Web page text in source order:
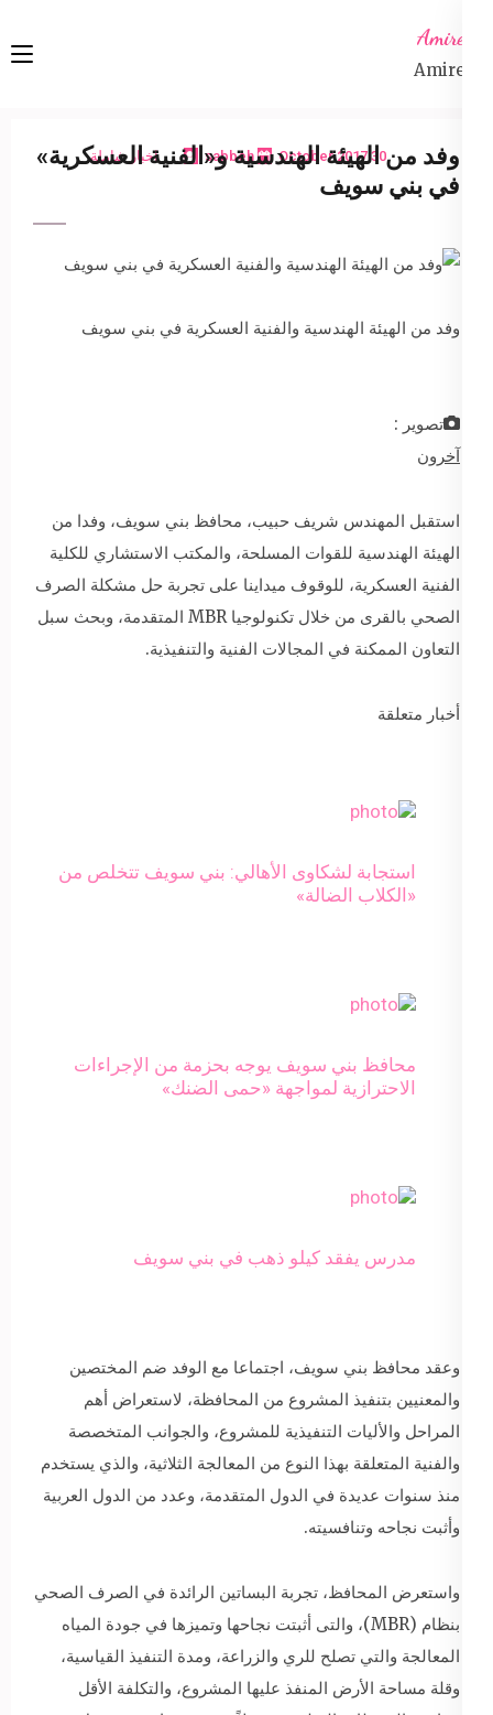
content
Enter)
Amireta
Amireta
30 October 2017
sabbeh اخبار شاملة
وفد من الهيئة الهندسية و«الفنية العسكرية»
في بني سويف
وفد من الهيئة الهندسية والفنية العسكرية في بني سويف
تصوير :
آخرون
استقبل المهندس شريف حبيب، محافظ بني سويف، وفدا من
الهيئة الهندسية للقوات المسلحة، والمكتب الاستشاري للكلية
الفنية العسكرية، للوقوف ميداينا على تجربة حل مشكلة الصرف
الصحي بالقرى من خلال تكنولوجيا MBR المتقدمة، وبحث سبل
التعاون الممكنة في المجالات الفنية والتنفيذية.
أخبار متعلقة
استجابة لشكاوى الأهالي: بني سويف تتخلص من
«الكلاب الضالة»
محافظ بني سويف يوجه بحزمة من الإجراءات
الاحترازية لمواجهة «حمى الضنك»
مدرس يفقد كيلو ذهب في بني سويف
وعقد محافظ بني سويف، اجتماعا مع الوفد ضم المختصين
والمعنيين بتنفيذ المشروع من المحافظة، لاستعراض أهم
المراحل والأليات التنفيذية للمشروع، والجوانب المتخصصة
والفنية المتعلقة بهذا النوع من المعالجة الثلاثية، والذي يستخدم
منذ سنوات عديدة في الدول المتقدمة، وعدد من الدول العربية
وأثبت نجاحه وتنافسيته.
واستعرض المحافظ، تجربة البساتين الرائدة في الصرف الصحي
بنظام (MBR)، والتى أثبتت نجاحها وتميزها في جودة المياه
المعالجة والتي تصلح للري والزراعة، ومدة التنفيذ القياسية،
وقلة مساحة الأرض المنفذ عليها المشروع، والتكلفة الأقل